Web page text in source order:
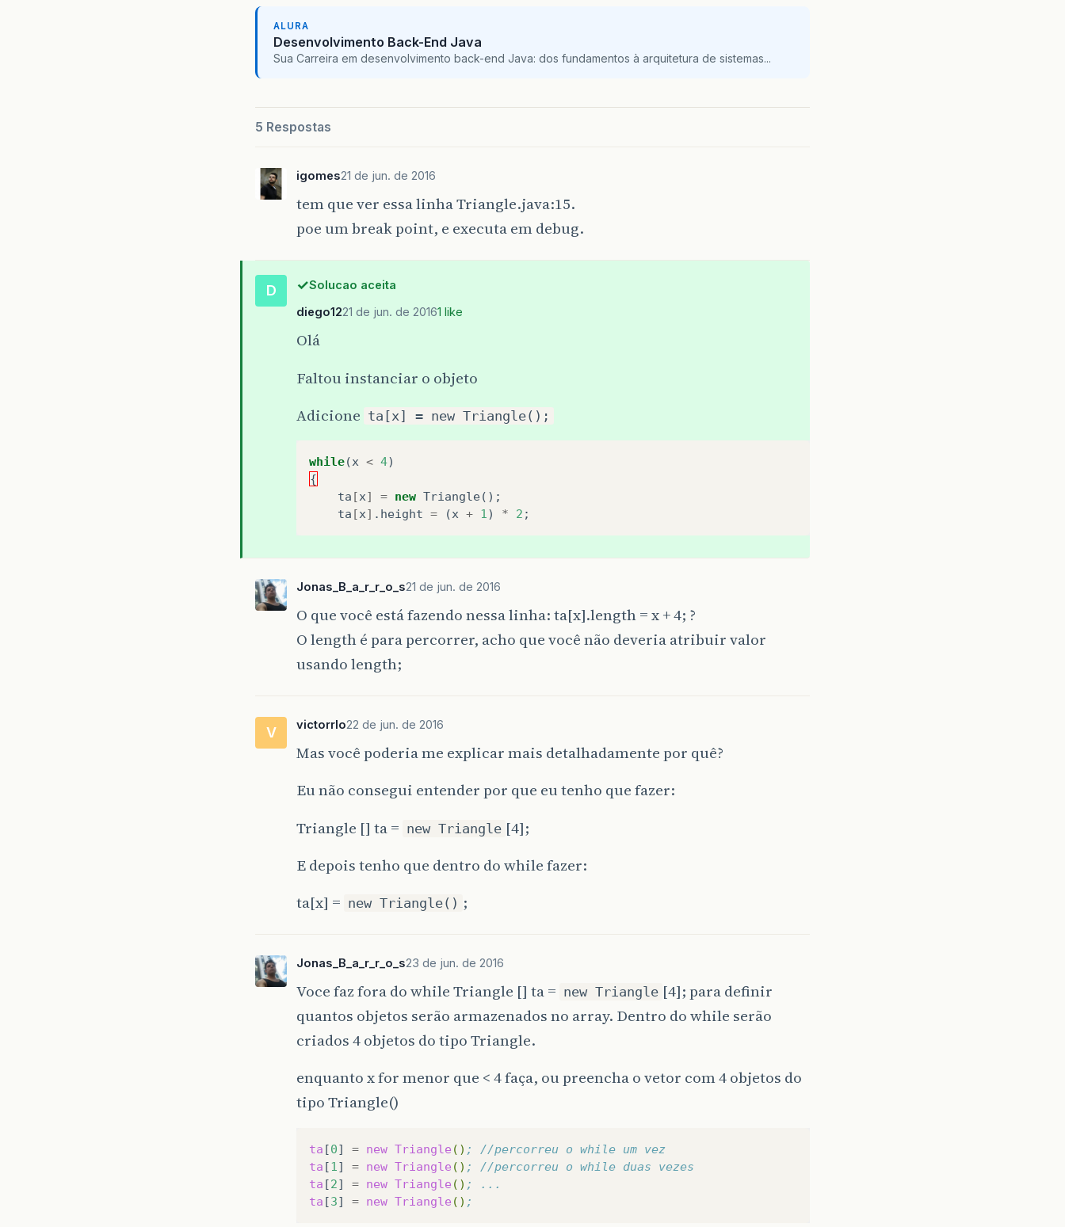
ALURA
Desenvolvimento Back-End Java
Sua Carreira em desenvolvimento back-end Java: dos fundamentos à arquitetura de sistemas...
5 Respostas
igomes21 de jun. de 2016
tem que ver essa linha Triangle.java:15.
poe um break point, e executa em debug.
D
Solucao aceita
diego1221 de jun. de 20161 like
Olá
Faltou instanciar o objeto
Adicione ta[x] = new Triangle();
while(x < 4)
{
ta [x] = new Triangle();
ta [x] . height = (x + 1 ) * 2 ;
Jonas_B_a_r_r_o_s21 de jun. de 2016
O que você está fazendo nessa linha: ta[x].length = x + 4; ?
O length é para percorrer, acho que você não deveria atribuir valor
usando length;
V victorrlo22 de jun. de 2016
Mas você poderia me explicar mais detalhadamente por quê?
Eu não consegui entender por que eu tenho que fazer:
Triangle [] ta = new Triangle [4];
E depois tenho que dentro do while fazer:
ta[x] = new Triangle() ;
Jonas_B_a_r_r_o_s23 de jun. de 2016
Voce faz fora do while Triangle [] ta = new Triangle [4]; para definir
quantos objetos serão armazenados no array. Dentro do while serão
criados 4 objetos do tipo Triangle.
enquanto x for menor que < 4 faça, ou preencha o vetor com 4 objetos do
tipo Triangle()
ta [0] = new Triangle () ; //percorreu o while um vez
ta [1 ] = new Triangle () ; //percorreu o while duas vezes
ta [2] = new Triangle () ; ...
ta [3] = new Triangle () ;